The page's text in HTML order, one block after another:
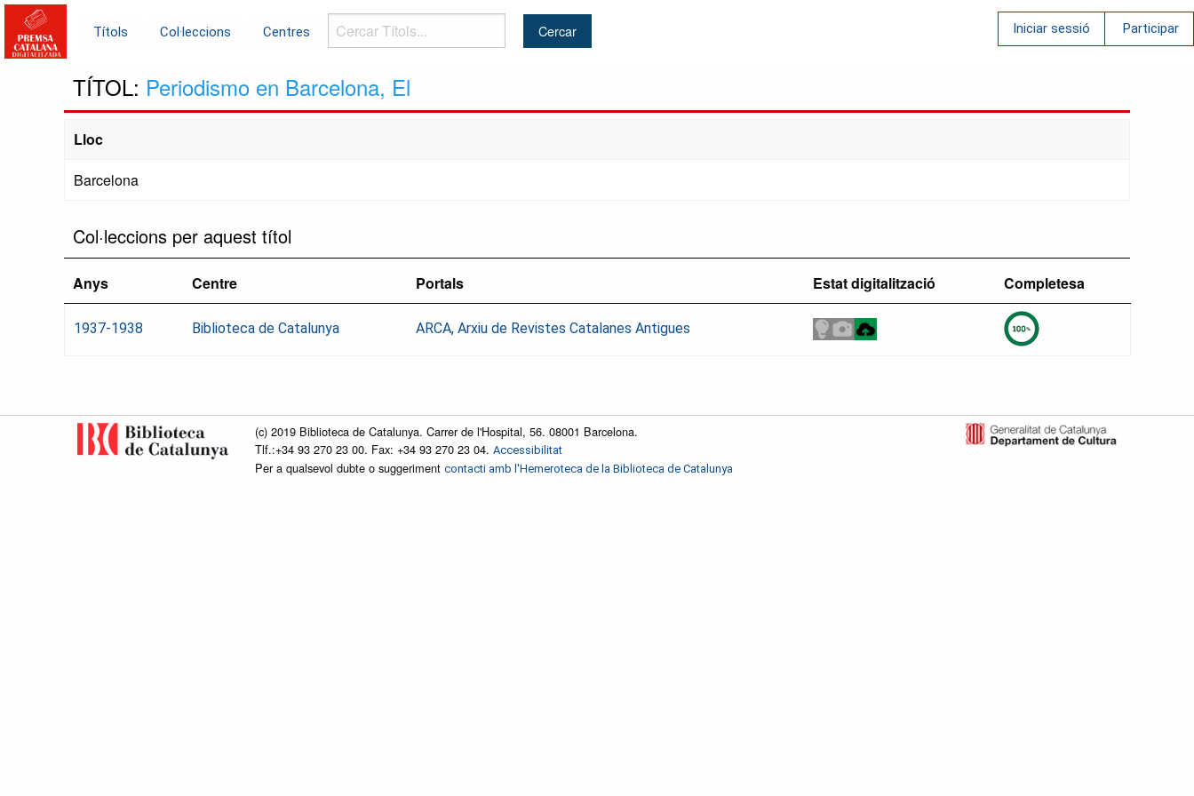
Títols Col·leccions Centres
Cercar
Títols...
Iniciar sessió Participar
TÍTOL: Periodismo en Barcelona, El
Lloc
Barcelona
Col·leccions per aquest títol
Anys Centre Portals Estat digitalització Completesa
1937-1938 Biblioteca de Catalunya ARCA, Arxiu de Revistes Catalanes Antigues
(c) 2019 Biblioteca de Catalunya. Carrer de l'Hospital, 56. 08001 Barcelona.
Tlf.:+34 93 270 23 00. Fax: +34 93 270 23 04. Accessibilitat
Per a qualsevol dubte o suggeriment contacti amb l'Hemeroteca de la Biblioteca de Catalunya